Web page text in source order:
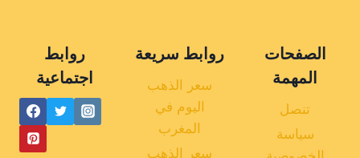
روابط
اجتماعية
روابط سريعة
سعر الذهب
اليوم في
المغرب
سعر الذهب
الصفحات
المهمة
تنصل
سياسة